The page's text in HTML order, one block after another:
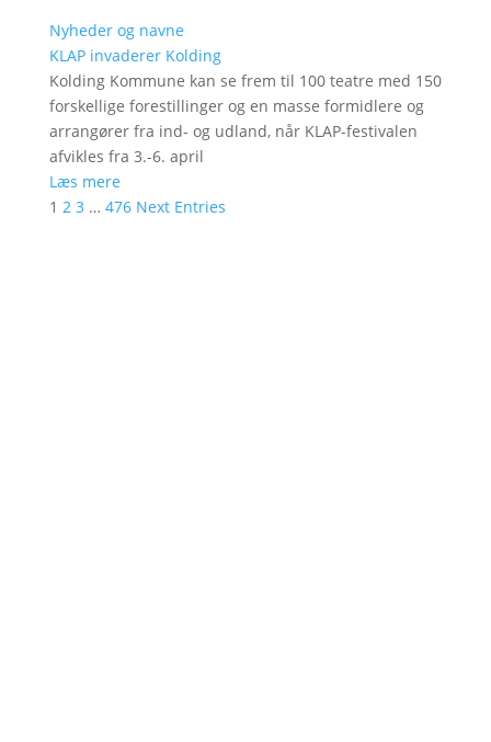
Nyheder og navne
KLAP invaderer Kolding
Kolding Kommune kan se frem til 100 teatre med 150
forskellige forestillinger og en masse formidlere og
arrangører fra ind- og udland, når KLAP-festivalen
afvikles fra 3.-6. april
Læs mere
1 2 3 … 476 Next Entries